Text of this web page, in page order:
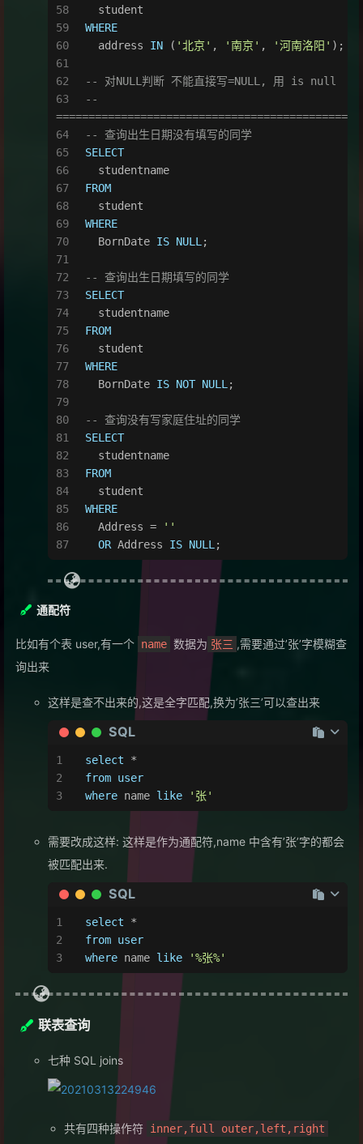
  student
WHERE
  address
IN ( '北京' , '南京' , '河南洛阳' );
-- 对NULL判断 不能直接写=NULL, 用 is null
--
=============================================
-- 查询出生日期没有填写的同学
SELECT
  studentname
FROM
  student
WHERE
  BornDate
IS NULL ;
-- 查询出生日期填写的同学
SELECT
  studentname
FROM
  student
WHERE
  BornDate
IS NOT NULL ;
-- 查询没有写家庭住址的同学
SELECT
  studentname
FROM
  student
WHERE
  Address
=
''
OR Address IS NULL ;
通配符
比如有个表 user,有一个 name 数据为 张三 ,需要通过’张’字模糊查
询出来
这样是查不出来的,这是全字匹配,换为’张三’可以查出来
SQL
select
*
from user
where name like '张'
需要改成这样: 这样是作为通配符,name 中含有’张’字的都会
被匹配出来.
SQL
select
*
from user
where name like '%张%'
联表查询
七种 SQL joins
共有四种操作符 inner,full outer,left,right